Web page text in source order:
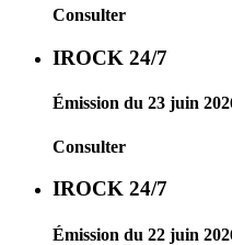
Consulter
IROCK 24/7
Émission du 23 juin
Consulter
IROCK 24/7
Émission du 22 juin